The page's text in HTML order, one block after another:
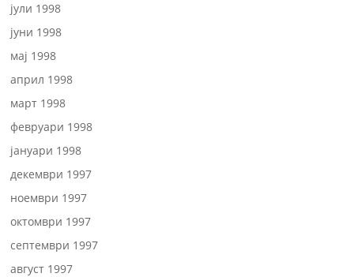
јули 1998
јуни 1998
мај 1998
април 1998
март 1998
февруари 1998
јануари 1998
декември 1997
ноември 1997
октомври 1997
септември 1997
август 1997